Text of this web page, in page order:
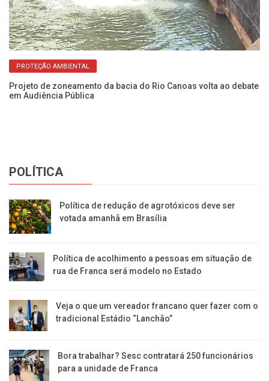
PROTEÇÃO AMBIENTAL
Projeto de zoneamento da bacia do Rio Canoas volta ao debate
em Audiência Pública
POLÍTICA
Política de redução de agrotóxicos deve ser
votada amanhã em Brasília
Política de acolhimento a pessoas em situação de
rua de Franca será modelo no Estado
Veja o que um vereador francano quer fazer com o
tradicional Estádio “Lanchão”
Bora trabalhar? Sesc contratará 250 funcionários
para a unidade de Franca